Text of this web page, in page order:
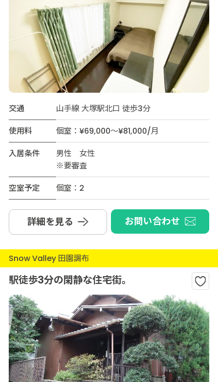
交通
山手線 大塚駅北口 徒歩3分
使用料
個室：¥69,000～¥81,000/月
入居条件
男性 女性
※要審査
空室予定
個室：2
詳細を見る お問い合わせ
Snow Valley 田園調布
駅徒歩3分の閑静な住宅街。